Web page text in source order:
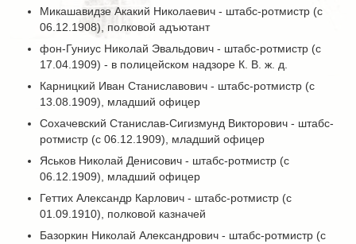
Микашавидзе Акакий Николаевич - штабс-ротмистр (с
06.12.1908), полковой адъютант
фон-Гуниус Николай Эвальдович - штабс-ротмистр (с
17.04.1909) - в полицейском надзоре К. В. ж. д.
Карницкий Иван Станиславович - штабс-ротмистр (с
13.08.1909), младший офицер
Сохачевский Станислав-Сигизмунд Викторович - штабс-
ротмистр (с 06.12.1909), младший офицер
Яськов Николай Денисович - штабс-ротмистр (с
06.12.1909), младший офицер
Геттих Александр Карлович - штабс-ротмистр (с
01.09.1910), полковой казначей
Базоркин Николай Александрович - штабс-ротмистр (с